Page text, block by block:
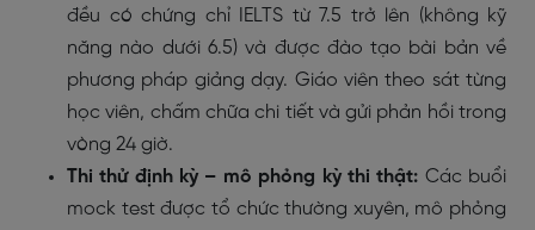
đều có chứng chỉ IELTS từ 7.5 trở lên (không kỹ
năng nào dưới 6.5) và được đào tạo bài bản về
phương pháp giảng dạy. Giáo viên theo sát từng
học viên, chấm chữa chi tiết và gửi phản hồi trong
vòng 24 giờ.
Thi thử định kỳ – mô phỏng kỳ thi thật: Các buổi
mock test được tổ chức thường xuyên, mô phỏng